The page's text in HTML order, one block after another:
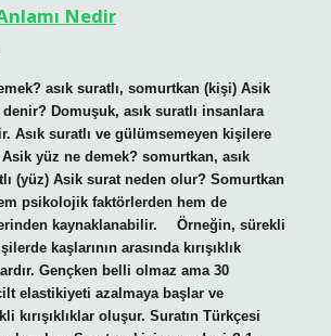
Nedir
asık suratlı, somurtkan (kişi) Asik
Domuşuk, asık suratlı insanlara
Asık suratlı ve gülümsemeyen kişilere
yüz ne demek? somurtkan, asık
(yüz) Asik surat neden olur? Somurtkan
psikolojik faktörlerden hem de
kaynaklanabilir. ⠀ Örneğin, sürekli
kaşlarının arasında kırışıklık
Gençken belli olmaz ama 30
elastikiyeti azalmaya başlar ve
kırışıklıklar oluşur. Suratın Türkçesi